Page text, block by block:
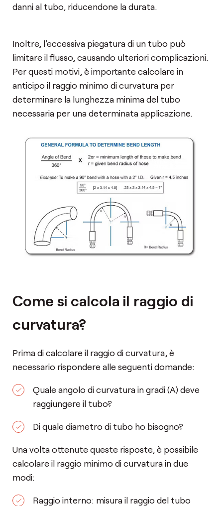
danni al tubo, riducendone la durata.
Inoltre, l'eccessiva piegatura di un tubo può
limitare il flusso, causando ulteriori complicazioni.
Per questi motivi, è importante calcolare in
anticipo il raggio minimo di curvatura per
determinare la lunghezza minima del tubo
necessaria per una determinata applicazione.
Come si calcola il raggio di
curvatura?
Prima di calcolare il raggio di curvatura, è
necessario rispondere alle seguenti domande:
Quale angolo di curvatura in gradi (A) deve
raggiungere il tubo?
Di quale diametro di tubo ho bisogno?
Una volta ottenute queste risposte, è possibile
calcolare il raggio minimo di curvatura in due
modi:
Raggio interno: misura il raggio del tubo